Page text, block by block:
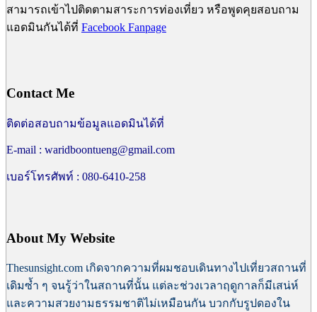
สามารถเข้าไปติดตามสาระการท่องเที่ยว หรือพูดคุยสอบถาม
แอดมินกันได้ที่ Facebook Fanpage
Contact Me
ติดต่อสอบถามข้อมูลแอดมินได้ที่
E-mail : waridboontueng@gmail.com
เบอร์โทรศัพท์ : 080-6410-258
About My Website
Thesunsight.com เกิดจากความที่ผมชอบเดินทางไปเที่ยวสถานที่
เดิมซ้ำ ๆ จนรู้ว่าในสถานที่นั้น แต่ละช่วงเวลาฤดูกาลก็มีเสน่ห์
และความสวยงามธรรมชาติไม่เหมือนกัน บวกกับรูปดองใน